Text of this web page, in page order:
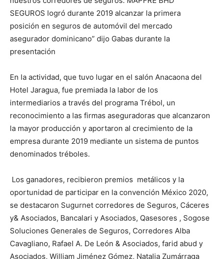
SEGUROS logró durante 2019 alcanzar la primera
posición en seguros de automóvil del mercado
asegurador dominicano” dijo Gabas durante la
presentación
En la actividad, que tuvo lugar en el salón Anacaona del
Hotel Jaragua, fue premiada la labor de los
intermediarios a través del programa Trébol, un
reconocimiento a las firmas aseguradoras que alcanzaron
la mayor producción y aportaron al crecimiento de la
empresa durante 2019 mediante un sistema de puntos
denominados tréboles.
Los ganadores, recibieron premios metálicos y la
oportunidad de participar en la convención México 2020,
se destacaron Sugurnet corredores de Seguros, Cáceres
y& Asociados, Bancalari y Asociados, Qasesores , Sogose
Soluciones Generales de Seguros, Corredores Alba
Cavagliano, Rafael A. De León & Asociados, farid abud y
Asociados, William Jiménez Gómez, Natalia Zumárraga